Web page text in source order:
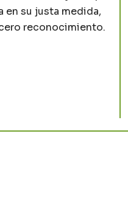
en su justa medida,
reconocimiento.